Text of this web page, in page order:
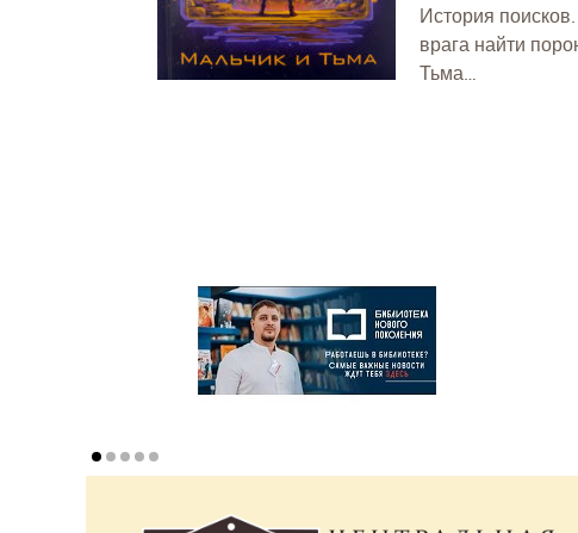
История
врага найти
Тьма…